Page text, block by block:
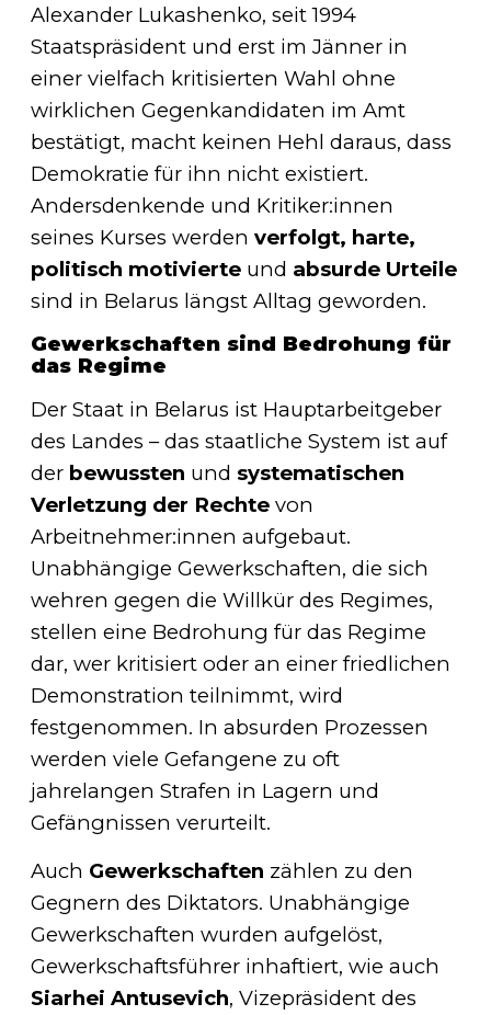
Alexander Lukashenko, seit 1994
Staatspräsident und erst im Jänner in
einer vielfach kritisierten Wahl ohne
wirklichen Gegenkandidaten im Amt
bestätigt, macht keinen Hehl daraus, dass
Demokratie für ihn nicht existiert.
Andersdenkende und Kritiker:innen
seines Kurses werden verfolgt, harte,
politisch motivierteund absurde Urteile
sind in Belarus längst Alltag geworden.
Gewerkschaften sind Bedrohung für
das Regime
Der Staat in Belarus ist Hauptarbeitgeber
des Landes – das staatliche System ist auf
der bewussten und systematischen
Verletzung der Rechtevon
Arbeitnehmer:innen aufgebaut.
Unabhängige Gewerkschaften, die sich
wehren gegen die Willkür des Regimes,
stellen eine Bedrohung für das Regime
dar, wer kritisiert oder an einer friedlichen
Demonstration teilnimmt, wird
festgenommen. In absurden Prozessen
werden viele Gefangene zu oft
jahrelangen Strafen in Lagern und
Gefängnissen verurteilt.
Auch Gewerkschaften zählen zu den
Gegnern des Diktators. Unabhängige
Gewerkschaften wurden aufgelöst,
Gewerkschaftsführer inhaftiert, wie auch
Siarhei Antusevich, Vizepräsident des